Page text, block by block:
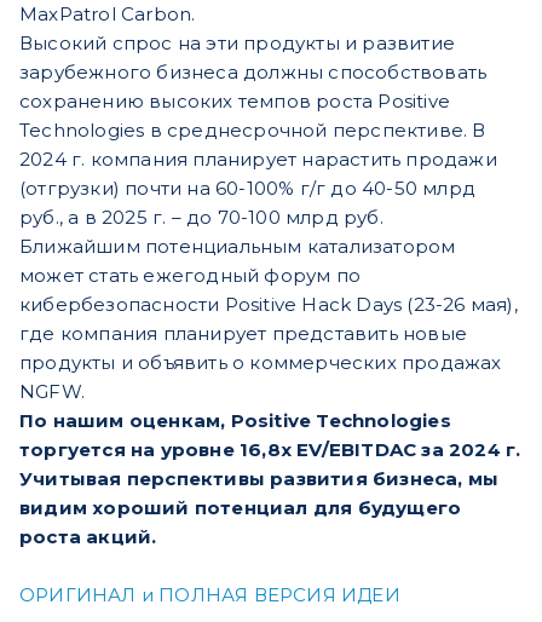
MaxPatrol Carbon.
Высокий спрос на эти продукты и развитие
зарубежного бизнеса должны способствовать
сохранению высоких темпов роста Positive
Technologies в среднесрочной перспективе. В
2024 г. компания планирует нарастить продажи
(отгрузки) почти на 60-100% г/г до 40-50 млрд
руб., а в 2025 г. – до 70-100 млрд руб.
Ближайшим потенциальным катализатором
может стать ежегодный форум по
кибербезопасности Positive Hack Days (23-26 мая),
где компания планирует представить новые
продукты и объявить о коммерческих продажах
NGFW.
По нашим оценкам, Positive Technologies
торгуется на уровне 16,8x EV/EBITDAС за 2024 г.
Учитывая перспективы развития бизнеса, мы
видим хороший потенциал для будущего
роста акций.
ОРИГИНАЛ и ПОЛНАЯ ВЕРСИЯ ИДЕИ